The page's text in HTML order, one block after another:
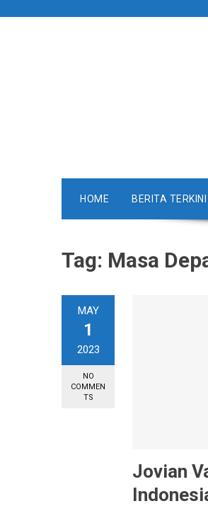
HOME BERITA TERKINI
Tag: Masa
MAY
1
2023
NO
COMMEN
TS
Jovian